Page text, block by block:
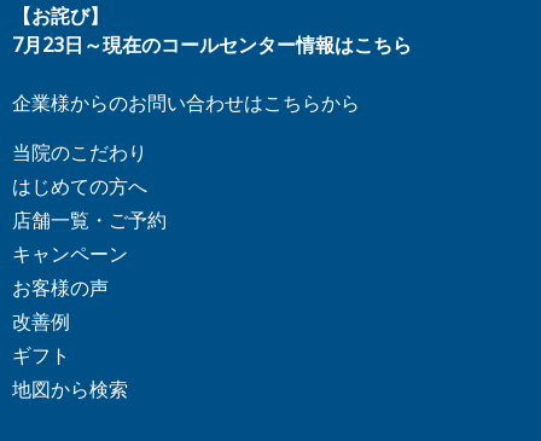
【お詫び】
7月23日～現在のコールセンター情報はこちら
企業様からのお問い合わせはこちらから
当院のこだわり
はじめての方へ
店舗一覧・ご予約
キャンペーン
お客様の声
改善例
ギフト
地図から検索